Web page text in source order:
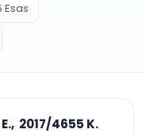
AKILLI & FİNANS
takibi
Esas
2017/4655 K.